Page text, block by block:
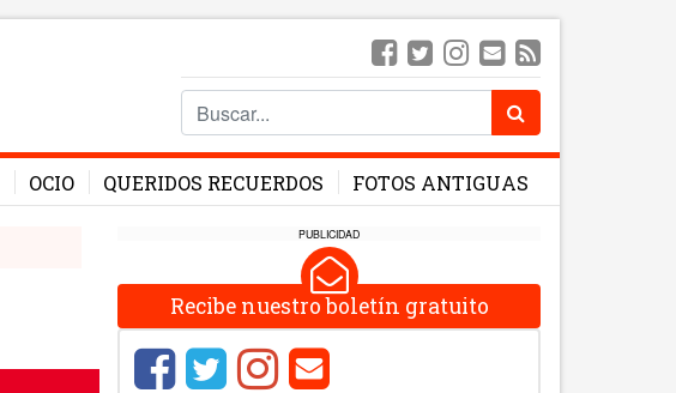
OCIO QUERIDOS RECUERDOS FOTOS ANTIGUAS
PUBLICIDAD
Recibe nuestro boletín gratuito